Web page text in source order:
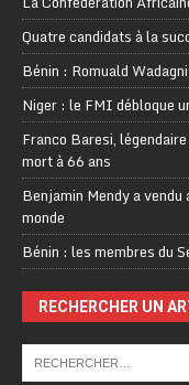
Quatre candidats à la
Bénin : Romuald
Niger : le FMI débloque
Franco Baresi,
mort à 66 ans
Benjamin Mendy a vendu
monde
Bénin : les membres du
RECHERCHER UN